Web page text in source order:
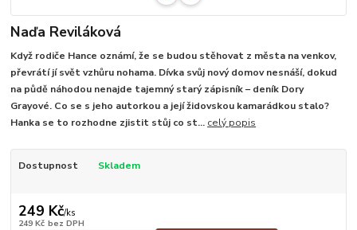
Naďa Reviláková
Když rodiče Hance oznámí, že se budou stěhovat z města na venkov,
převrátí jí svět vzhůru nohama. Dívka svůj nový domov nesnáší, dokud
na půdě náhodou nenajde tajemný starý zápisník – deník Dory
Grayové. Co se s jeho autorkou a její židovskou kamarádkou stalo?
Hanka se to rozhodne zjistit stůj co st... celý popis
Dostupnost Skladem
249 Kč/ks
249 Kč bez DPH